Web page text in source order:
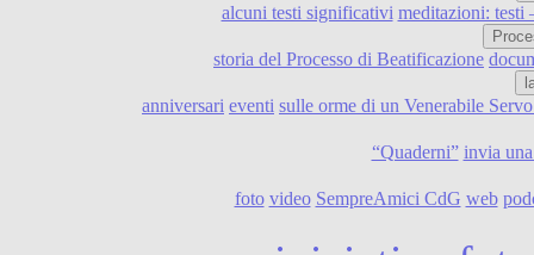
alcuni testi significativi meditazioni: testi
storia del Processo di Beatificazione
anniversari eventi sulle orme di un Venerabile
“Quaderni” invia
foto video SempreAmici CdG web